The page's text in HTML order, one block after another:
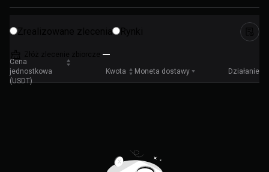
Cena
jednostkowa
(USDT)
Kwota Moneta dostawy Działanie